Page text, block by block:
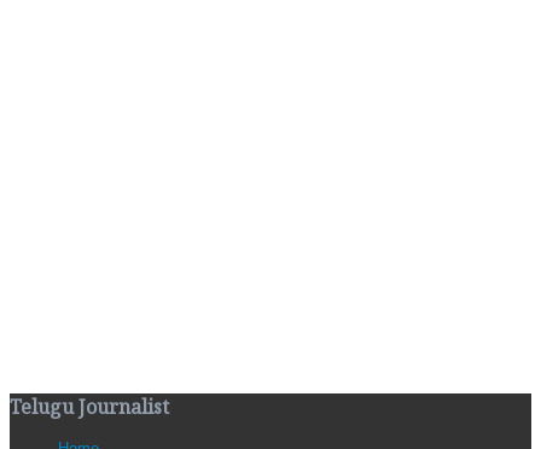
Telugu Journalist